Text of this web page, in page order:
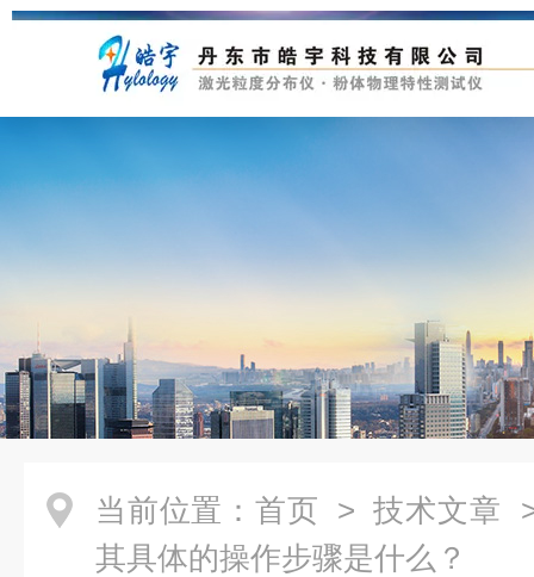
当前位置： 首页 > 技术文章
其具体的操作步骤是什么？